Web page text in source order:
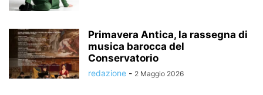
Primavera Antica, la rassegna di
musica barocca del
Conservatorio
redazione - 2 Maggio 2026